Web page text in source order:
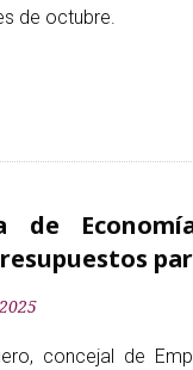
de octubre.
de
concejal de